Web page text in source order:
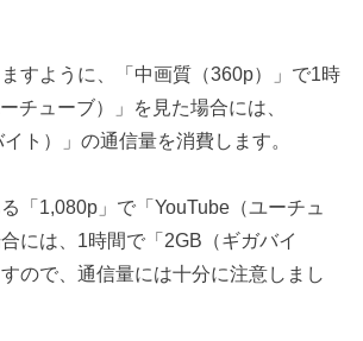
すように、「中画質（360p）」で1時
チューブ）」を見た場合には、
イト）」の通信量を消費します。
「1,080p」で「YouTube（ユーチュ
には、1時間で「2GB（ギガバイ
ので、通信量には十分に注意しまし